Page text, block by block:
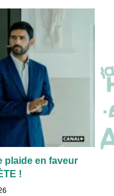
plaide en faveur
!